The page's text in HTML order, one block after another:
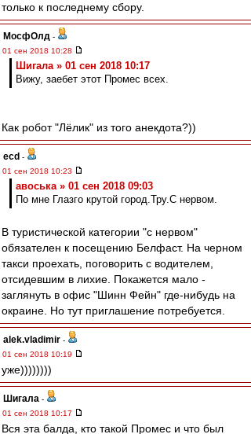
только к последнему сбору.
МосфОлд -
01 сен 2018 10:28
Шигала » 01 сен 2018 10:17
Вижу, заебет этот Промес всех.
Как робот "Лёлик" из того анекдота?))
ecd -
01 сен 2018 10:23
авоська » 01 сен 2018 09:03
По мне Глазго крутой город.Тру.С нервом.
В туристической категории "с нервом"
обязателен к посещению Белфаст. На черном
такси проехать, поговорить с водителем,
отсидевшим в лихие. Покажется мало -
заглянуть в офис "Шинн Фейн" где-нибудь на
окраине. Но тут приглашение потребуется.
alek.vladimir -
01 сен 2018 10:19
уже))))))))
Шигала -
01 сен 2018 10:17
Вся эта балда, кто такой Промес и что был